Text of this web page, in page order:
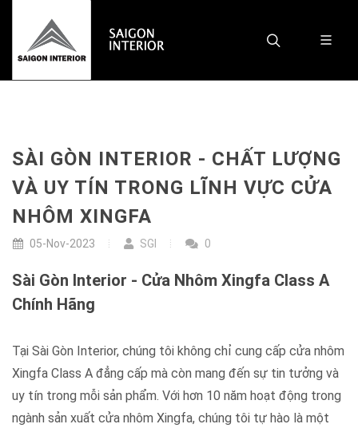
SÀI GÒN INTERIOR - CHẤT LƯỢNG
VÀ UY TÍN TRONG LĨNH VỰC CỬA
NHÔM XINGFA
05-Nov-2023 SGI 0
Sài Gòn Interior - Cửa Nhôm Xingfa Class A
Chính Hãng
Tại Sài Gòn Interior, chúng tôi không chỉ cung cấp cửa nhôm
Xingfa Class A đẳng cấp mà còn mang đến sự tin tưởng và
uy tín trong mỗi sản phẩm. Với hơn 10 năm hoạt động trong
ngành sản xuất cửa nhôm Xingfa, chúng tôi tự hào là một